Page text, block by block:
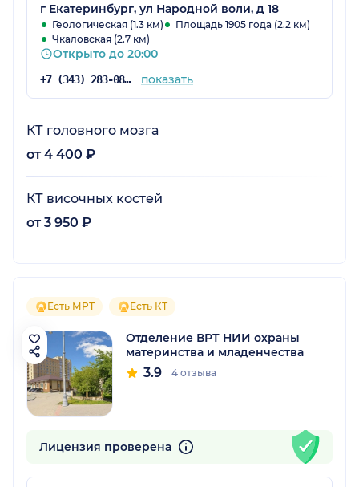
г Екатеринбург, ул Народной воли, д 18
Геологическая (1.3 км)
Площадь 1905 года (2.2 км)
Чкаловская (2.7 км)
Открыто до 20:00
+7 (343) 283-08-08 показать
КТ головного мозга
от 4 400 ₽
КТ височных костей
от 3 950 ₽
Есть МРТ Есть КТ
Отделение ВРТ НИИ охраны
материнства и младенчества
3.9 4 отзыва
Лицензия проверена